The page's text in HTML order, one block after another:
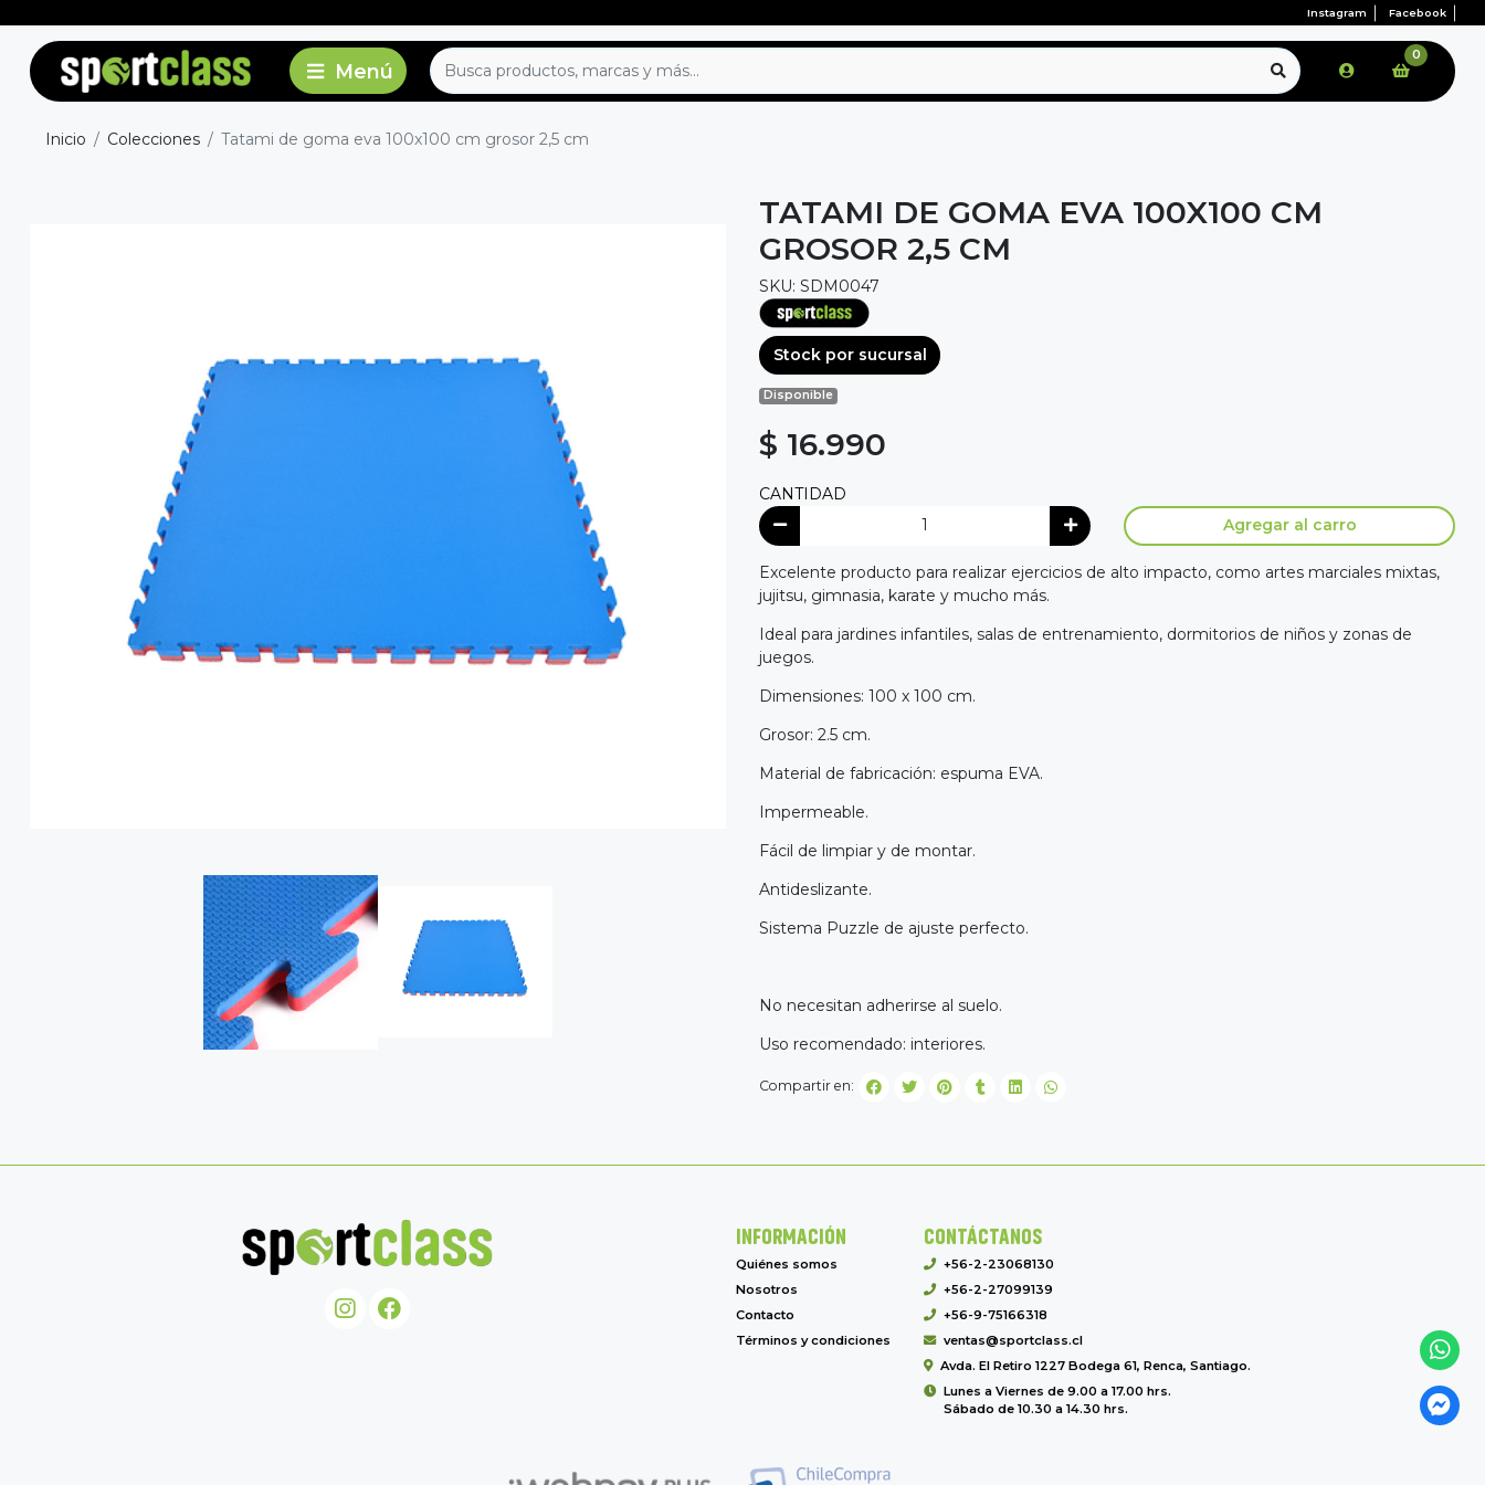
Instagram Facebook
0
Inicio Colecciones Tatami de goma eva 100x100 cm grosor 2,5 cm
TATAMI DE GOMA EVA 100X100 CM
GROSOR 2,5 CM
SKU: SDM0047
Stock por sucursal
Disponible
$ 16.990
CANTIDAD
Agregar al carro
Excelente producto para realizar ejercicios de alto impacto, como artes marciales mixtas,
jujitsu, gimnasia, karate y mucho más.
Ideal para jardines infantiles, salas de entrenamiento, dormitorios de niños y zonas de
juegos.
Dimensiones: 100 x 100 cm.
Grosor: 2.5 cm.
Material de fabricación: espuma EVA.
Impermeable.
Fácil de limpiar y de montar.
Antideslizante.
Sistema Puzzle de ajuste perfecto.
No necesitan adherirse al suelo.
Uso recomendado: interiores.
Compartir en:
INFORMACIÓN
Quiénes somos
Nosotros
Contacto
Términos y condiciones
CONTÁCTANOS
+56-2-23068130
+56-2-27099139
+56-9-75166318
ventas@sportclass.cl
Avda. El Retiro 1227 Bodega 61, Renca, Santiago.
Lunes a Viernes de 9.00 a 17.00 hrs.
Sábado de 10.30 a 14.30 hrs.